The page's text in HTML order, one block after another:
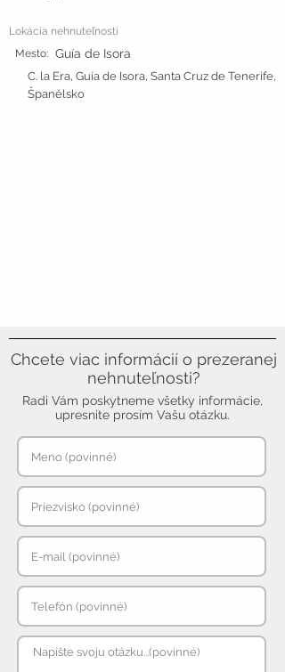
Lokácia nehnuteľnosti
Mesto: Guía de Isora
C. la Era, Guía de Isora, Santa Cruz de Tenerife,
Španělsko
Chcete viac informácií o prezeranej
nehnuteľnosti?
Radi Vám poskytneme všetky informácie,
upresnite prosím Vašu otázku.